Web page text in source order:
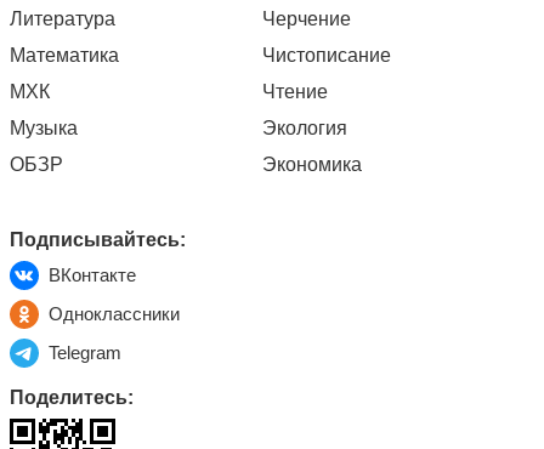
Литература
Математика
МХК
Музыка
ОБЗР
Черчение
Чистописание
Чтение
Экология
Экономика
Подписывайтесь:
ВКонтакте
Одноклассники
Telegram
Поделитесь: